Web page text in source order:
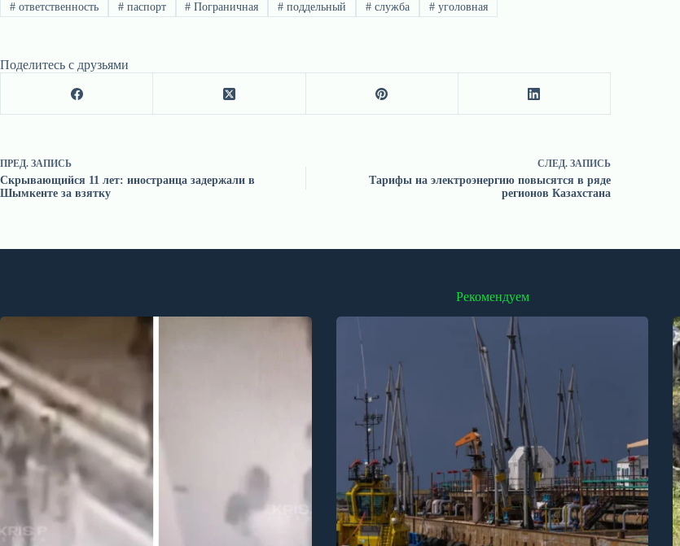
#ответственность #паспорт # Пограничная # поддельный # служба #уголовная
Поделитесь с друзьями
ПРЕД. ЗАПИСЬ
Скрывающийся 11 лет: иностранца задержали в
Шымкенте за взятку
СЛЕД. ЗАПИСЬ
Тарифы на электроэнергию повысятся в ряде
регионов Казахстана
Рекомендуем